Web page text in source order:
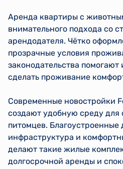
Аренда квартиры с
внимательного подхода со
арендодателя. Чётко
прозрачные условия
законодательства
сделать проживание
Современные новостройки
создают удобную среду для
питомцев. Благоустроенные
инфраструктура и
делают такие жилые
долгосрочной аренды и